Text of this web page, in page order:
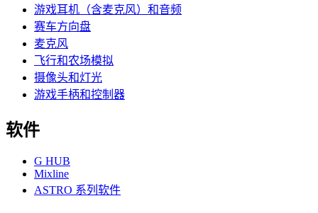
游戏耳机（含麦克风）和音频
赛车方向盘
麦克风
飞行和农场模拟
摄像头和灯光
游戏手柄和控制器
软件
G HUB
Mixline
ASTRO 系列软件